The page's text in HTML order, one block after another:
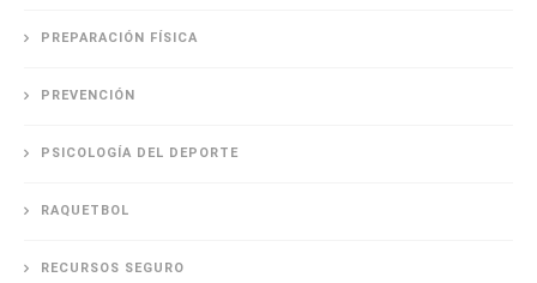
PREPARACIÓN FÍSICA
PREVENCIÓN
PSICOLOGÍA DEL DEPORTE
RAQUETBOL
RECURSOS SEGURO